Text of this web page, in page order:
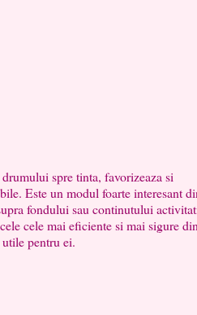
spre tinta, favorizeaza si
Este un modul foarte interesant
fondului sau continutului
cele mai eficiente si mai sigure din
pentru ei.